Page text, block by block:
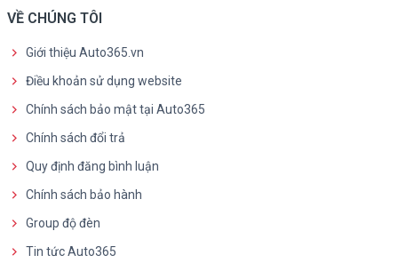
VỀ CHÚNG TÔI
Giới thiệu Auto365.vn
Điều khoản sử dụng website
Chính sách bảo mật tại Auto365
Chính sách đổi trả
Quy định đăng bình luận
Chính sách bảo hành
Group độ đèn
Tin tức Auto365